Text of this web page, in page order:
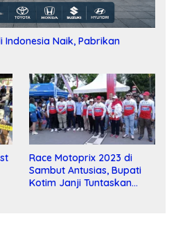
Indonesia Naik, Pabrikan
Race Motoprix 2023 di
Sambut Antusias, Bupati
Kotim Janji Tuntaskan